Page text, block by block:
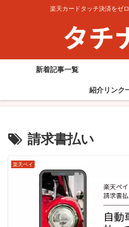
楽天カードタッチ決済をゼ
新着記事一覧
紹介リンク
請求書払い
楽天ペイ